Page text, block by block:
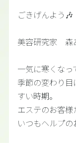
ごきげんよう🎶
美容研究家 森
一気に寒くなっ
季節の変わり
すい時期。
エステのお客様
いつもヘルプの